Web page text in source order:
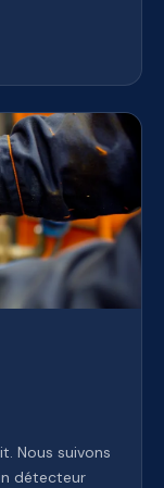
Nous suivons
détecteur